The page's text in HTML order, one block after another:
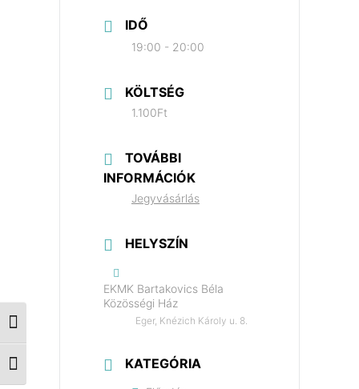
Nagy kontraszt váltása
Betűméret váltása
IDŐ
19:00 - 20:00
KÖLTSÉG
1.100Ft
TOVÁBBI
INFORMÁCIÓK
Jegyvásárlás
HELYSZÍN
EKMK Bartakovics Béla
Közösségi Ház
Eger, Knézich Károly u. 8.
KATEGÓRIA